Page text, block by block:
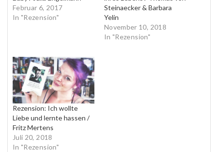
Februar 6, 2017
In "Rezension"
Steinaecker & Barbara
Yelin
November 10, 2018
In "Rezension"
Rezension: Ich wollte
Liebe und lernte hassen /
Fritz Mertens
Juli 20, 2018
In "Rezension"